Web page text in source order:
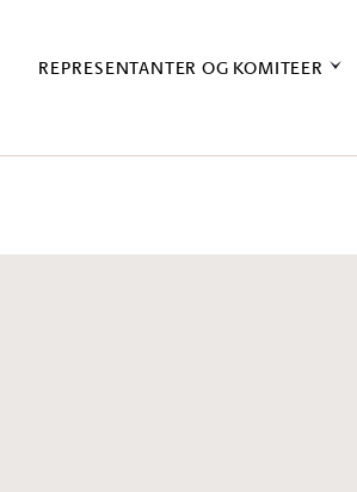
REPRESENTANTER OG KOMITEER